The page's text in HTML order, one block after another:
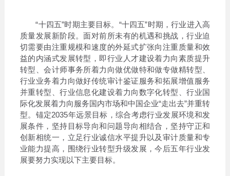
“十四五”时期主要目标。“十四五”时期，行业进入高
质量发展新阶段。面对前所未有的机遇和挑战，行业迫
切需要由注重规模和速度的外延式扩张向注重质量和效
益的内涵式发展转型，即行业人才建设着力向素质提升
转型、会计师事务所着力向做优做特和做专做精转型、
行业业务着力向做好传统审计鉴证服务和拓展增值服务
并重转型、行业信息化建设着力向数字化转型、行业国
际化发展着力向服务国内市场和中国企业“走出去”并重转
型。锚定2035年远景目标，综合考虑行业发展环境和发
展条件，坚持目标导向和问题导向相结合，坚持守正和
创新相统一，立足行业诚信水平提升以及审计质量和专
业能力提高，围绕行业转型升级发展，今后五年行业发
展要努力实现以下主要目标。